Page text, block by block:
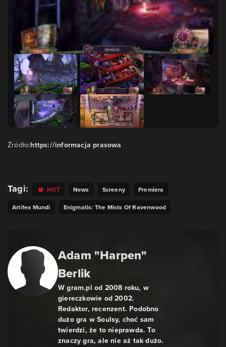
Źródło:https://informacja prasowa
Tagi: HOT News Screeny
Premiera
Artifex Mundi
Enigmatis: The Mists Of Ravenwood
Adam "Harpen"
Berlik
W gram.pl od 2008 roku, w
giereczkowie od 2002.
Redaktor, recenzent. Podobno
dużo gra w Soulsy, choć sam
twierdzi, że to nieprawda. To
znaczy gra, ale nie aż tak dużo.